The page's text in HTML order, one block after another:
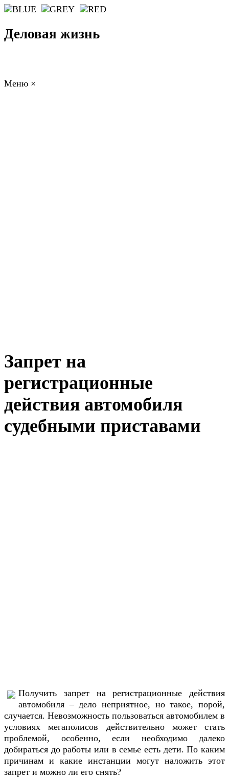
Деловая жизнь
Меню ×
Запрет на
регистрационные
действия автомобиля
судебными приставами
Получить запрет на регистрационные действия
автомобиля – дело неприятное, но такое, порой,
случается. Невозможность пользоваться автомобилем в
условиях мегаполисов действительно может стать
проблемой, особенно, если необходимо далеко
добираться до работы или в семье есть дети. По каким
причинам и какие инстанции могут наложить этот
запрет и можно ли его снять?